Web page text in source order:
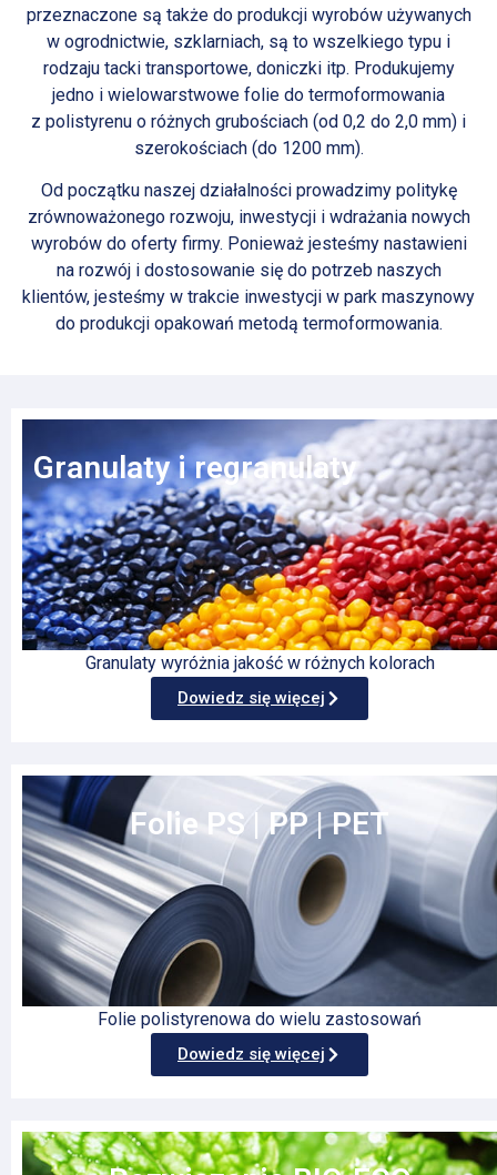
przeznaczone są także do produkcji wyrobów używanych
w ogrodnictwie, szklarniach, są to wszelkiego typu i
rodzaju tacki transportowe, doniczki itp. Produkujemy
jedno i wielowarstwowe folie do termoformowania
z polistyrenu o różnych grubościach (od 0,2 do 2,0 mm) i
szerokościach (do 1200 mm).
Od początku naszej działalności prowadzimy politykę
zrównoważonego rozwoju, inwestycji i wdrażania nowych
wyrobów do oferty firmy. Ponieważ jesteśmy nastawieni
na rozwój i dostosowanie się do potrzeb naszych
klientów, jesteśmy w trakcie inwestycji w park maszynowy
do produkcji opakowań metodą termoformowania.
Granulaty i regranulaty
Granulaty wyróżnia jakość w różnych kolorach
Dowiedz się więcej
Folie PS | PP | PET
Folie polistyrenowa do wielu zastosowań
Dowiedz się więcej